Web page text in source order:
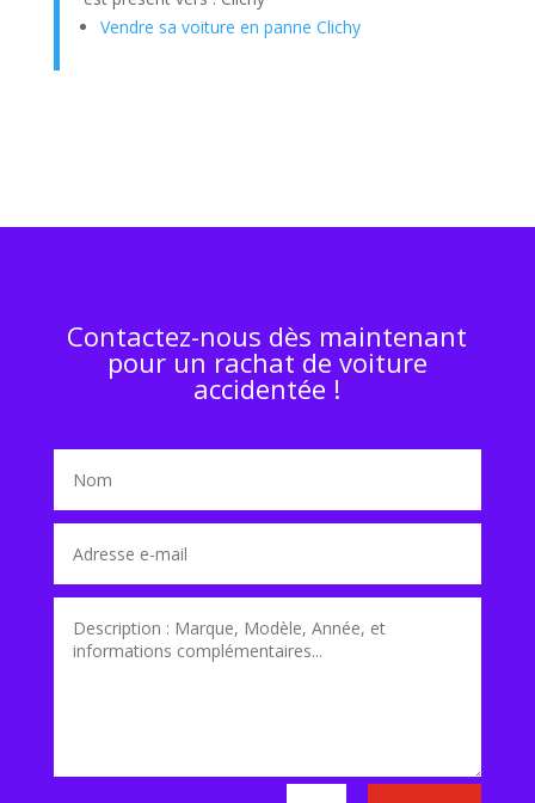
Vendre sa voiture en panne Clichy
Contactez-nous dès maintenant
pour un rachat de voiture
accidentée !